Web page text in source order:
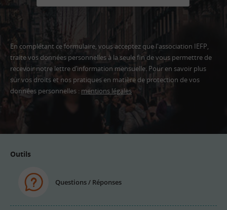
En complétant ce formulaire, vous acceptez que l'association IEFP,
traite vos données personnelles à la seule fin de vous permettre de
recevoir notre lettre d’information mensuelle. Pour en savoir plus
sur vos droits et nos pratiques en matière de protection de vos
données personnelles : mentions légales
Outils
Questions / Réponses